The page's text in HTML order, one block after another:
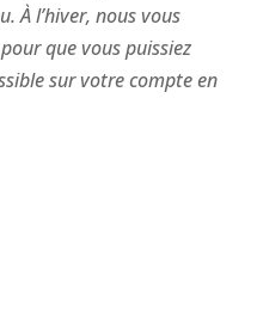
À l’hiver, nous vous
que vous puissiez
sur votre compte en